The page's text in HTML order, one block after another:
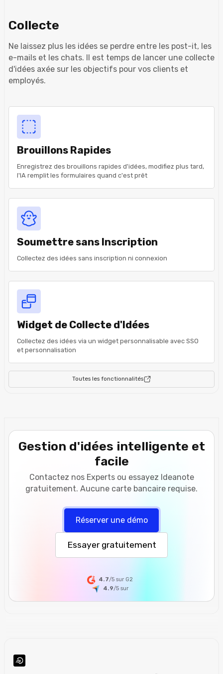
Collecte
Ne laissez plus les idées se perdre entre les post-it, les
e-mails et les chats. Il est temps de lancer une collecte
d'idées axée sur les objectifs pour vos clients et
employés.
Brouillons Rapides
Enregistrez des brouillons rapides d'idées, modifiez plus tard,
l'IA remplit les formulaires quand c'est prêt
Soumettre sans Inscription
Collectez des idées sans inscription ni connexion
Widget de Collecte d'Idées
Collectez des idées via un widget personnalisable avec SSO
et personnalisation
Toutes les fonctionnalités
Gestion d'idées intelligente et
facile
Contactez nos Experts ou essayez Ideanote
gratuitement. Aucune carte bancaire requise.
Réserver une démo
Essayer gratuitement
4.7/5 sur G2
4.9/5sur